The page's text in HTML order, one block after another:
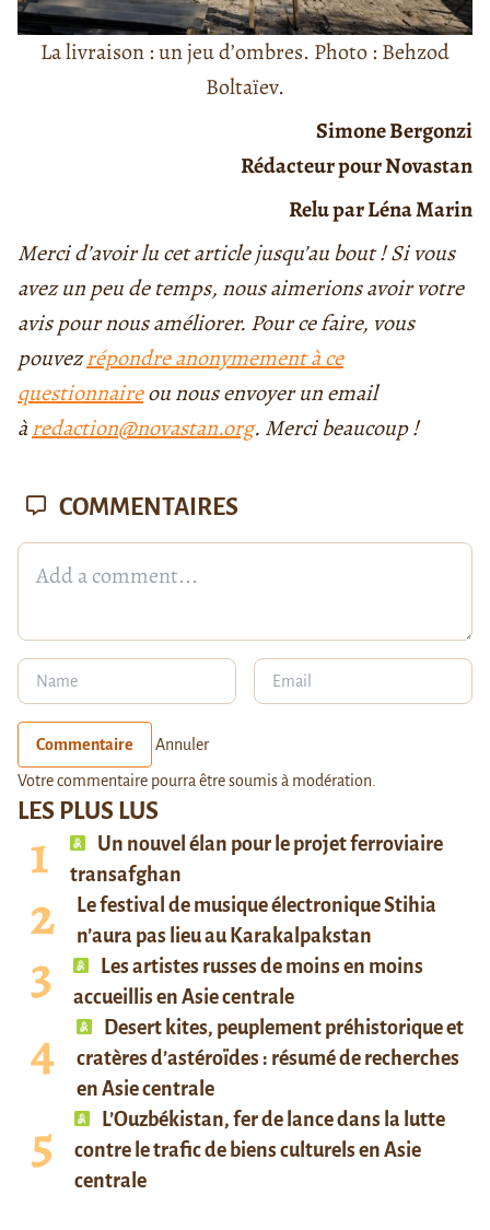
La livraison : un jeu d’ombres. Photo : Behzod
Boltaïev.
Simone Bergonzi
Rédacteur pour Novastan
Relu par Léna Marin
Merci d’avoir lu cet article jusqu’au bout ! Si vous
avez un peu de temps, nous aimerions avoir votre
avis pour nous améliorer. Pour ce faire, vous
pouvezrépondre anonymement à ce
questionnaireou nous envoyer un email
àredaction@novastan.org. Merci beaucoup !
LES PLUS LUS
Un nouvel élan pour le projet ferroviaire
transafghan
Le festival de musique électronique Stihia
n’aura pas lieu au Karakalpakstan
Les artistes russes de moins en moins
accueillis en Asie centrale
Desert kites, peuplement préhistorique et
cratères d’astéroïdes : résumé de recherches
en Asie centrale
L’Ouzbékistan, fer de lance dans la lutte
contre le trafic de biens culturels en Asie
centrale
COMMENTAIRES
Commentaire Annuler
Votre commentaire pourra être soumis à modération.